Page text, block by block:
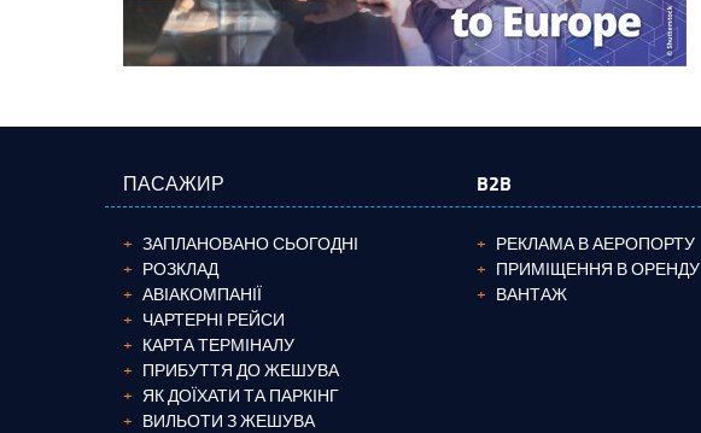
ПАСАЖИР B2B
ЗАПЛАНОВАНО СЬОГОДНІ
РОЗКЛАД
АВІАКОМПАНІЇ
ЧАРТЕРНІ РЕЙСИ
КАРТА ТЕРМІНАЛУ
ПРИБУТТЯ ДО ЖЕШУВА
ЯК ДОЇХАТИ ТА ПАРКІНГ
ВИЛЬОТИ З ЖЕШУВА
РЕКЛАМА В АЕРОПОРТУ
ПРИМІЩЕННЯ В ОРЕНДУ
ВАНТАЖ